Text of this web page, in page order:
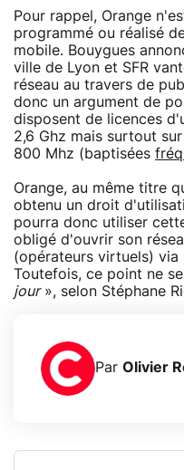
Pour rappel, Orange
programmé ou réalisé
mobile. Bouygues
ville de Lyon et SFR
réseau au travers de
donc un argument de
disposent de licences
2,6 Ghz mais surtout
800 Mhz (baptisées
Orange, au même titre
obtenu un droit
pourra donc utiliser
obligé d'ouvrir son
(opérateurs virtuels) via
Toutefois, ce point ne
jour», selon Stéphane
Par Olivier